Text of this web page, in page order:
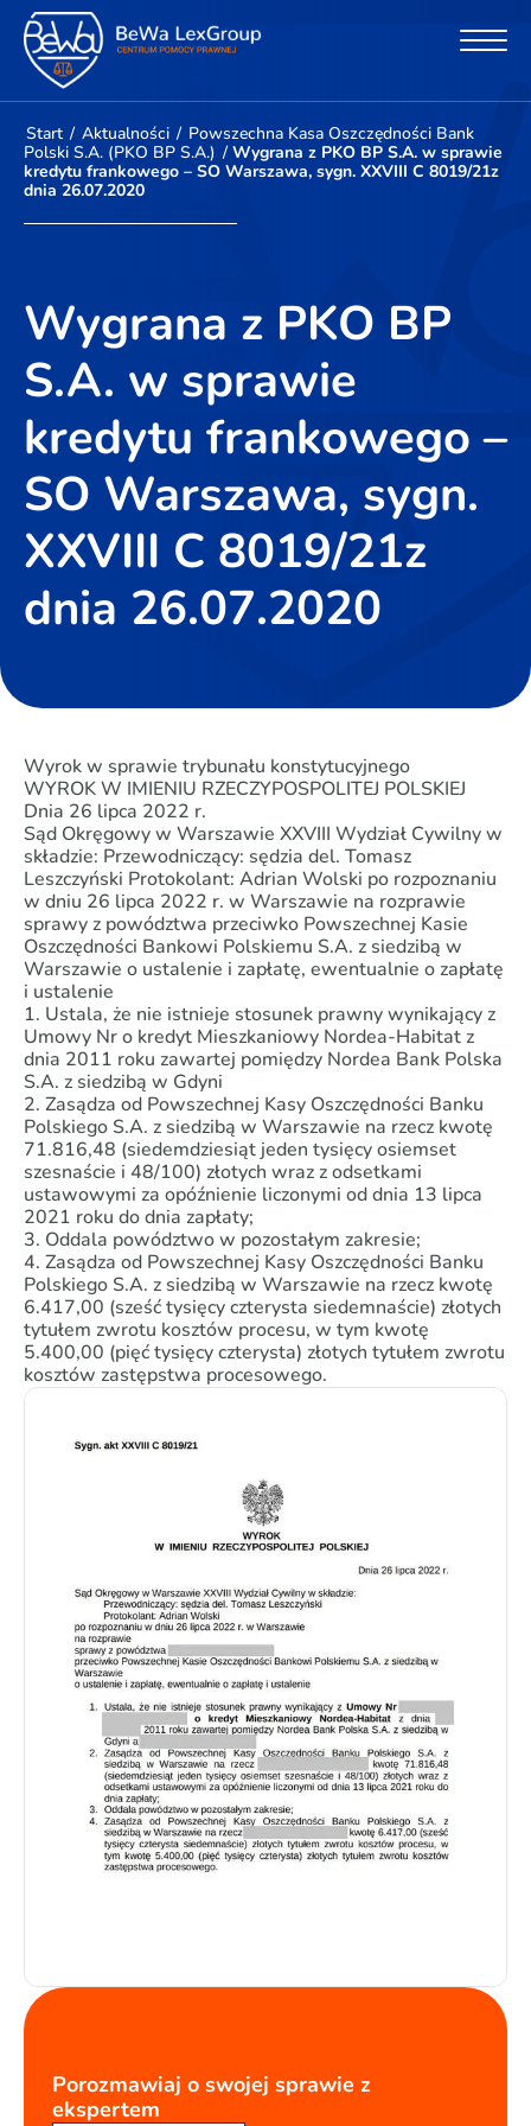
Start / Aktualności / Powszechna Kasa Oszczędności Bank
Polski S.A. (PKO BP S.A.) / Wygrana z PKO BP S.A. w sprawie
kredytu frankowego – SO Warszawa, sygn. XXVIII C 8019/21z
dnia 26.07.2020
Wygrana z PKO BP
S.A. w sprawie
kredytu frankowego –
SO Warszawa, sygn.
XXVIII C 8019/21z
dnia 26.07.2020
Wyrok w sprawie trybunału konstytucyjnego
WYROK W IMIENIU RZECZYPOSPOLITEJ POLSKIEJ
Dnia 26 lipca 2022 r.
Sąd Okręgowy w Warszawie XXVIII Wydział Cywilny w
składzie: Przewodniczący: sędzia del. Tomasz
Leszczyński Protokolant: Adrian Wolski po rozpoznaniu
w dniu 26 lipca 2022 r. w Warszawie na rozprawie
sprawy z powództwa przeciwko Powszechnej Kasie
Oszczędności Bankowi Polskiemu S.A. z siedzibą w
Warszawie o ustalenie i zapłatę, ewentualnie o zapłatę
i ustalenie
1. Ustala, że nie istnieje stosunek prawny wynikający z
Umowy Nr o kredyt Mieszkaniowy Nordea-Habitat z
dnia 2011 roku zawartej pomiędzy Nordea Bank Polska
S.A. z siedzibą w Gdyni
2. Zasądza od Powszechnej Kasy Oszczędności Banku
Polskiego S.A. z siedzibą w Warszawie na rzecz kwotę
71.816,48 (siedemdziesiąt jeden tysięcy osiemset
szesnaście i 48/100) złotych wraz z odsetkami
ustawowymi za opóźnienie liczonymi od dnia 13 lipca
2021 roku do dnia zapłaty;
3. Oddala powództwo w pozostałym zakresie;
4. Zasądza od Powszechnej Kasy Oszczędności Banku
Polskiego S.A. z siedzibą w Warszawie na rzecz kwotę
6.417,00 (sześć tysięcy czterysta siedemnaście) złotych
tytułem zwrotu kosztów procesu, w tym kwotę
5.400,00 (pięć tysięcy czterysta) złotych tytułem zwrotu
kosztów zastępstwa procesowego.
Porozmawiaj o swojej sprawie z
ekspertem